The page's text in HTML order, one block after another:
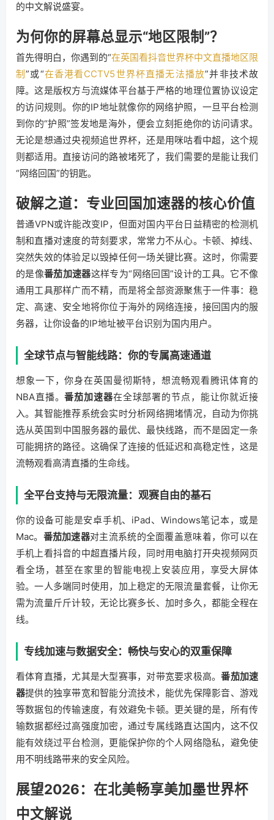
的中文解说盛宴。
为何你的屏幕总显示“地区限制”？
首先得明白，你遇到的“在英国看抖音世界杯中文直播地区限
制”或“在香港看CCTV5世界杯直播无法播放”并非技术故
障。这是版权方与流媒体平台基于严格的地理位置协议设定
的访问规则。你的IP地址就像你的网络护照，一旦平台检测
到你的“护照”签发地是海外，便会立刻拒绝你的访问请求。
无论是想通过央视频追世界杯，还是用咪咕看中超，这个规
则都适用。直接访问的路被堵死了，我们需要的是能让我们
“网络回国”的钥匙。
破解之道：专业回国加速器的核心价值
普通VPN或许能改变IP，但面对国内平台日益精密的检测机
制和直播对速度的苛刻要求，常常力不从心。卡顿、掉线、
突然失效的体验足以毁掉任何一场关键比赛。这时，你需要
的是像番茄加速器这样专为“网络回国”设计的工具。它不像
通用工具那样广而不精，而是将全部资源聚焦于一件事：稳
定、高速、安全地将你位于海外的网络连接，接回国内的服
务器，让你设备的IP地址被平台识别为国内用户。
全球节点与智能线路：你的专属高速通道
想象一下，你身在英国曼彻斯特，想流畅观看腾讯体育的
NBA直播。番茄加速器在全球部署的节点，能让你就近接
入。其智能推荐系统会实时分析网络拥堵情况，自动为你挑
选从英国到中国服务器的最优、最快线路，而不是固定一条
可能拥挤的路径。这确保了连接的低延迟和高稳定性，这是
流畅观看高清直播的生命线。
全平台支持与无限流量：观赛自由的基石
你的设备可能是安卓手机、iPad、Windows笔记本，或是
Mac。 番茄加速器对主流系统的全面覆盖意味着，你可以在
手机上看抖音的中超直播片段，同时用电脑打开央视频网页
看全场，甚至在家里的智能电视上安装应用，享受大屏体
验。一人多端同时使用，加上稳定的无限流量套餐，让你无
需为流量斤斤计较，无论比赛多长、加时多久，都能全程在
线。
专线加速与数据安全：畅快与安心的双重保障
看体育直播，尤其是大型赛事，对带宽要求极高。番茄加速
器提供的独享带宽和智能分流技术，能优先保障影音、游戏
等数据包的传输速度，有效避免卡顿。更关键的是，所有传
输数据都经过高强度加密，通过专属线路直达国内，这不仅
能有效绕过平台检测，更能保护你的个人网络隐私，避免使
用不明线路带来的安全风险。
展望2026：在北美畅享美加墨世界杯
中文解说